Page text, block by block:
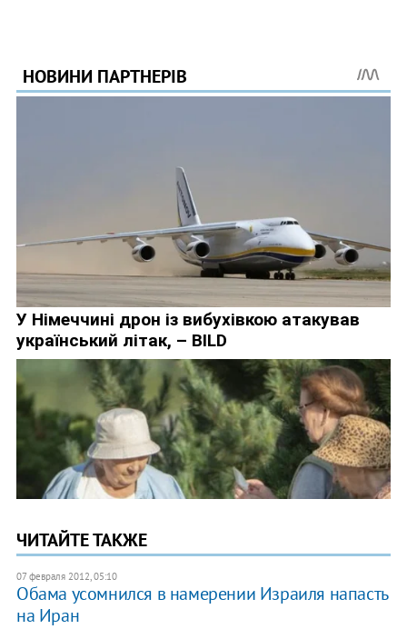
ЧИТАЙТЕ ТАКЖЕ
07 февраля 2012, 05:10
Обама усомнился в намерении Израиля напасть
на Иран